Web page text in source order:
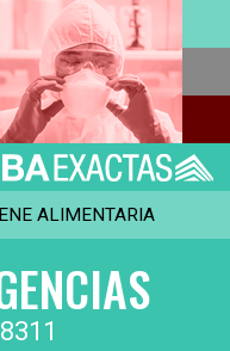
ALIMENTARIA